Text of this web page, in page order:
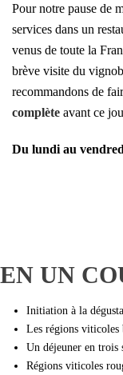
Pour notre pause de
services dans un
venus de toute la
brève visite du
recommandons de
complète avant ce
Du lundi au
EN UN
Initiation à la
Les régions viticoles
Un déjeuner en trois
Régions viticoles